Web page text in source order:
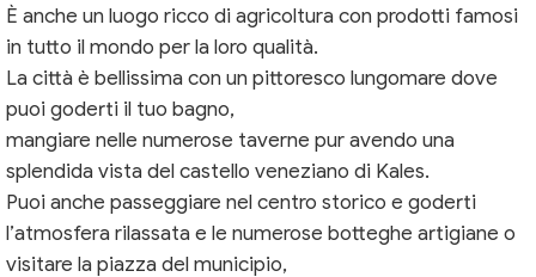
È anche un luogo ricco di agricoltura con prodotti famosi
in tutto il mondo per la loro qualità.
La città è bellissima con un pittoresco lungomare dove
puoi goderti il ​​​​tuo bagno,
mangiare nelle numerose taverne pur avendo una
splendida vista del castello veneziano di Kales.
Puoi anche passeggiare nel centro storico e goderti
l’atmosfera rilassata e le numerose botteghe artigiane o
visitare la piazza del municipio,